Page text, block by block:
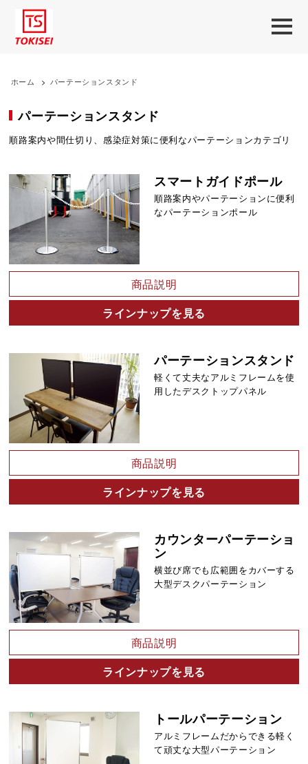
ホーム > パーテーションスタンド
パーテーションスタンド
順路案内や間仕切り、感染症対策に便利なパーテーションカテゴリ
スマートガイドポール
順路案内やパーテーションに便利
なパーテーションポール
商品説明
ラインナップを見る
パーテーションスタンド
軽くて丈夫なアルミフレームを使
用したデスクトップパネル
商品説明
ラインナップを見る
カウンターパーテーショ
ン
横並び席でも広範囲をカバーする
大型デスクパーテーション
商品説明
ラインナップを見る
トールパーテーション
アルミフレームだからできる軽く
て頑丈な大型パーテーション